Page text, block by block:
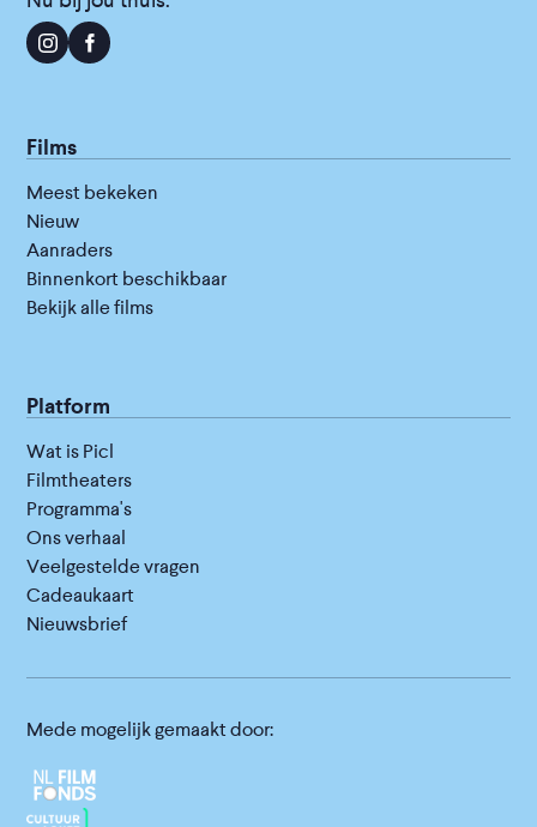
Films
Meest bekeken
Nieuw
Aanraders
Binnenkort beschikbaar
Bekijk alle films
Platform
Wat is Picl
Filmtheaters
Programma's
Ons verhaal
Veelgestelde vragen
Cadeaukaart
Nieuwsbrief
Mede mogelijk gemaakt door: